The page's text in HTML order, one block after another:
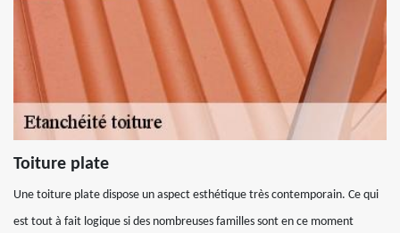
Toiture plate
Une toiture plate dispose un aspect esthétique très contemporain. Ce qui
est tout à fait logique si des nombreuses familles sont en ce moment